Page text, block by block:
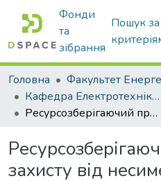
Фонди
та
зібрання
Пошук за
Головна
Кафедра Електротехніки і електромеханіки ім. проф. В.В. Овчарова
Ресурсозберігаючий пристрій захисту від несиметричних режимів асинхронних двигунів
захисту від